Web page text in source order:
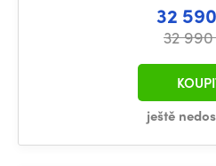
32
32 990
ještě